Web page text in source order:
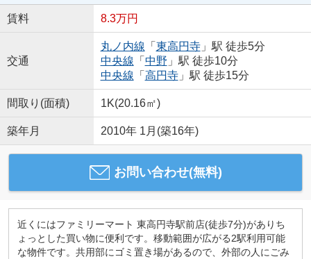
賃料 8.3万円
交通
丸ノ内線 「 東高円寺」駅 徒歩5分
中央線 「 中野 」駅 徒歩10分
中央線 「 高円寺」駅 徒歩15分
間取り(面積) 1K(20.16㎡)
築年月 2010年 1月(築16年)
お問い合わせ(無料)
近くにはファミリーマート 東高円寺駅前店(徒歩7分)がありち
ょっとした買い物に便利です。移動範囲が広がる2駅利用可能
な物件です。共用部にゴミ置き場があるので、外部の人にごみ